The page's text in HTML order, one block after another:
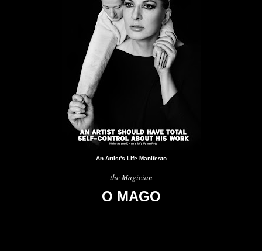
An Artist's Life Manifesto
the Magician
O MAGO